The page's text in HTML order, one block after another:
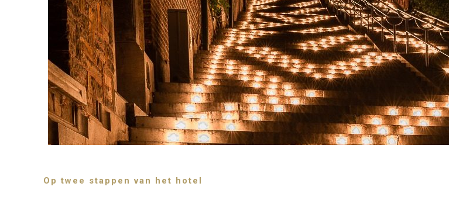
Op twee stappen van het hotel